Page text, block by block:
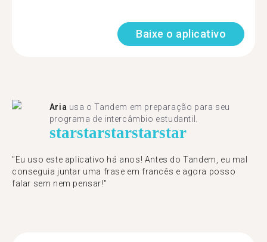
Baixe o aplicativo
Aria usa o Tandem em preparação para seu
programa de intercâmbio estudantil.
starstarstarstarstar
"​​Eu uso este aplicativo há anos! Antes do Tandem, eu mal
conseguia juntar uma frase em francês e agora posso
falar sem nem pensar!"